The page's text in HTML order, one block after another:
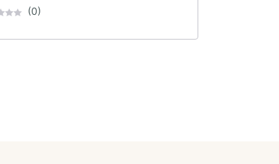
(0)